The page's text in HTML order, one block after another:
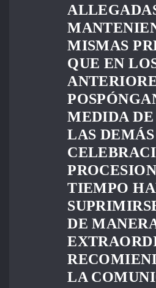
MISMAS
QUE EN
MEDIDA
LAS DEMÁS
TIEMPO
DE
LA